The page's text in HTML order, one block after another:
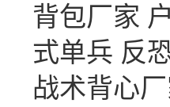
背包厂家
式单兵 反
战术背心